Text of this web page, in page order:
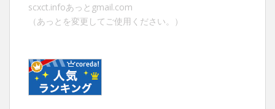
scxct.infoあっとgmail.com
（あっとを変更してご使用ください。）